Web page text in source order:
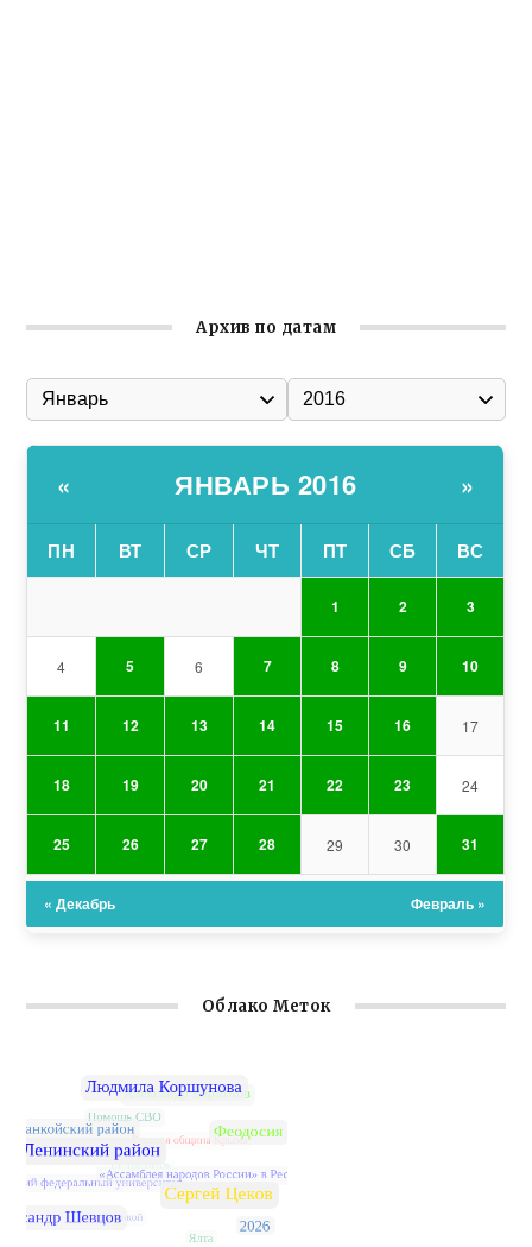
Архив по датам
« ЯНВАРЬ 2016 »
ПН ВТ СР ЧТ ПТ СБ ВС
1 2 3
4 5 6 7 8 9 10
11 12 13 14 15 16 17
18 19 20 21 22 23 24
25 26 27 28 29 30 31
« Декабрь Февраль »
Облако Меток